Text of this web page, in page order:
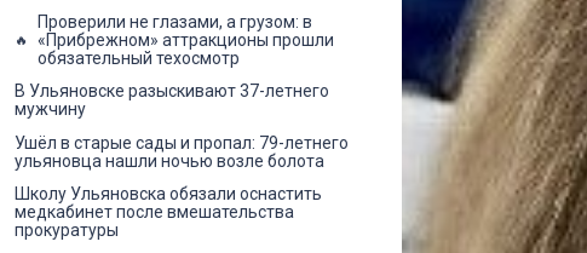
Проверили не глазами, а грузом: в
«Прибрежном» аттракционы прошли
обязательный техосмотр
В Ульяновске разыскивают 37-летнего
мужчину
Ушёл в старые сады и пропал: 79-летнего
ульяновца нашли ночью возле болота
Школу Ульяновска обязали оснастить
медкабинет после вмешательства
прокуратуры